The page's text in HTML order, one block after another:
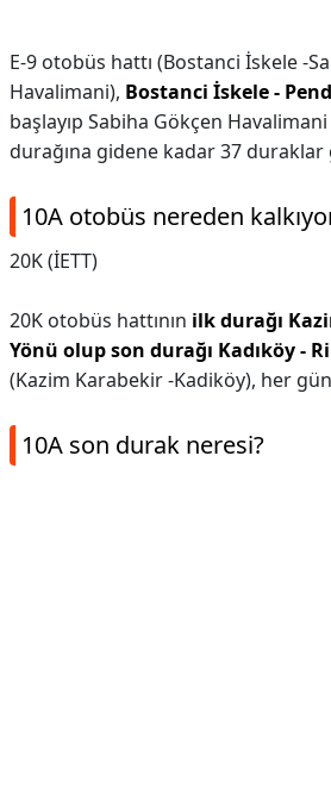
E-9 otobüs hattı (Bostanci İskele -
Havalimani), Bostanci İskele -
başlayıp Sabiha Gökçen
durağına gidene kadar 37 duraklar
10A otobüs nereden
20K (İETT)
20K otobüs hattının ilk durağı
Yönü olup son durağı Kadıköy -
(Kazim Karabekir -Kadiköy), her gün
10A son durak neresi?